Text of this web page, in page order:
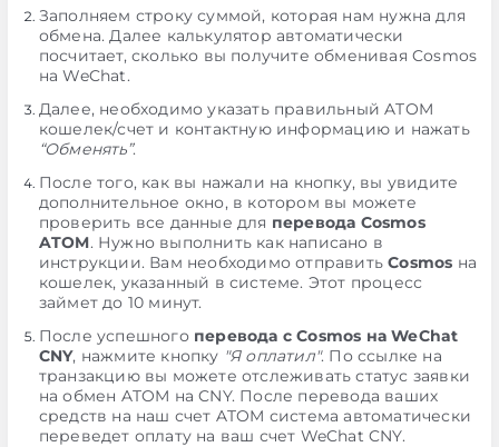
Заполняем строку суммой, которая нам нужна для
обмена. Далее калькулятор автоматически
посчитает, сколько вы получите обменивая Cosmos
на WeChat.
Далее, необходимо указать правильный ATOM
кошелек/счет и контактную информацию и нажать
“Обменять”.
После того, как вы нажали на кнопку, вы увидите
дополнительное окно, в котором вы можете
проверить все данные для перевода Cosmos
ATOM. Нужно выполнить как написано в
инструкции. Вам необходимо отправитьCosmos на
кошелек, указанный в системе. Этот процесс
займет до 10 минут.
После успешного перевода с Cosmos на WeChat
CNY, нажмите кнопку "Я оплатил". По ссылке на
транзакцию вы можете отслеживать статус заявки
на обмен ATOM на CNY. После перевода ваших
средств на наш счет ATOM система автоматически
переведет оплату на ваш счет WeChat CNY.